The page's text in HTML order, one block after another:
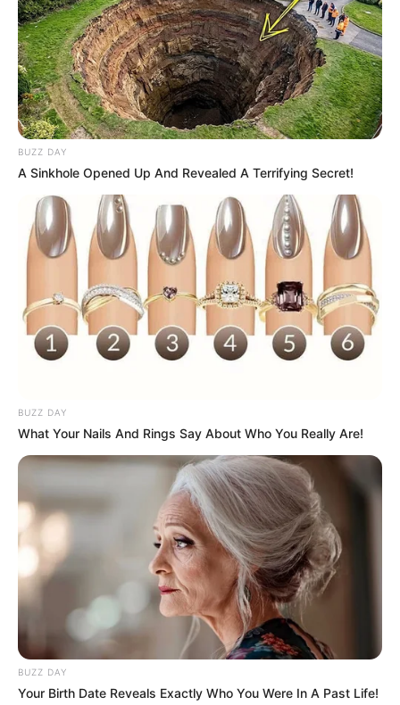
totalmente nova.
E que não fique aparente que aquela peça é um
simplespote de sorvete.
Para mostrar algumas das possibilidades do
artesanato com pote de sorvete,separamos 31
ideias e inspirações.
E também alguns vídeos ensinando a fazer
algumas peças interessantes.
Veja também:
Vidros Decorados: 38 Ideias + Passo a Passos para
BUZZ DAY
A Sinkhole Opened Up And Revealed A Terrifying Secret!
BUZZ DAY
What Your Nails And Rings Say About Who You Really Are!
BUZZ DAY
Your Birth Date Reveals Exactly Who You Were In A Past Life!